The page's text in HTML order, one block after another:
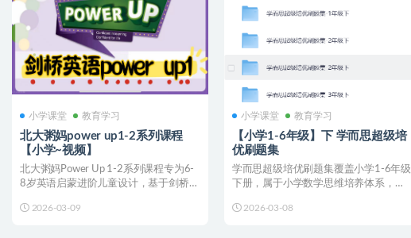
小学课堂 教育学习
北大粥妈power up1-2系列课程
【小学~视频】
北大粥妈Power Up 1-2系列课程专为6-
8岁英语启蒙进阶儿童设计，基于剑桥原
2026-03-09
小学课堂 教育学习
【小学1-6年级】下 学而思超级培
优刷题集
学而思超级培优刷题集覆盖小学1-6年级
下册，属于小学数学思维培养体系，题
2026-03-08